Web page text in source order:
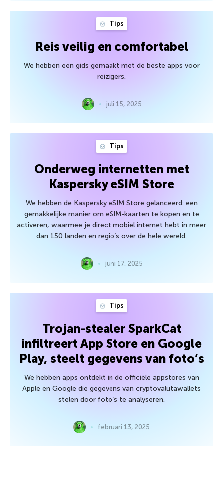
Tips
Reis veilig en comfortabel
We hebben een gids gemaakt met de beste apps voor
reizigers.
juli 15, 2025
Tips
Onderweg internetten met
Kaspersky eSIM Store
We hebben de Kaspersky eSIM Store gelanceerd: een
gemakkelijke manier om eSIM-kaarten te kopen en te
activeren, waarmee je direct mobiel internet hebt in meer
dan 150 landen en regio’s over de hele wereld.
juni 17, 2025
Tips
Trojan-stealer SparkCat
infiltreert App Store en Google
Play, steelt gegevens van foto’s
We hebben apps ontdekt in de officiële appstores van
Apple en Google die gegevens van cryptovalutawallets
stelen door foto’s te analyseren.
februari 13, 2025